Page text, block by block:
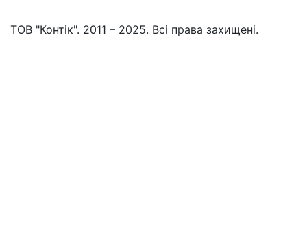
ТОВ "Контік". 2011 – 2025. Всі права захищені.